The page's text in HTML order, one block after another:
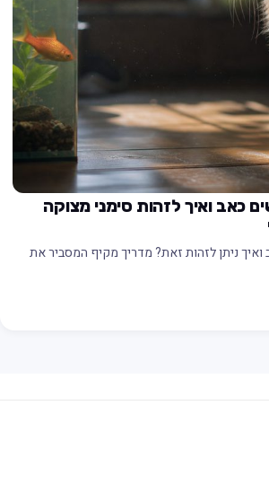
כאב ואיך לזהות סימני מצוקה
ניתן לזהות זאת? מדריך מקיף המסביר את